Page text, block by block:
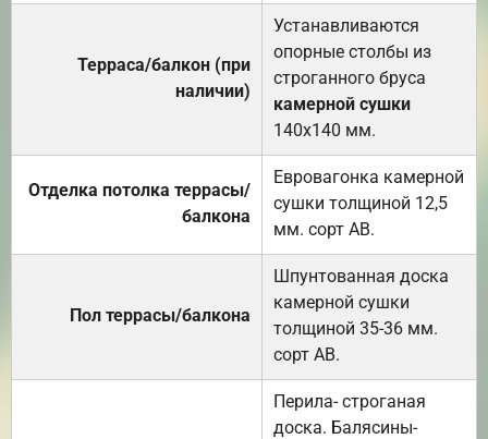
Терраса/балкон (при
наличии)
Устанавливаются
опорные столбы из
строганного бруса
камерной сушки
140х140 мм.
Отделка потолка террасы/
балкона
Евровагонка камерной
сушки толщиной 12,5
мм. сорт АВ.
Пол террасы/балкона
Шпунтованная доска
камерной сушки
толщиной 35-36 мм.
сорт АВ.
Перила- строганая
доска. Балясины-